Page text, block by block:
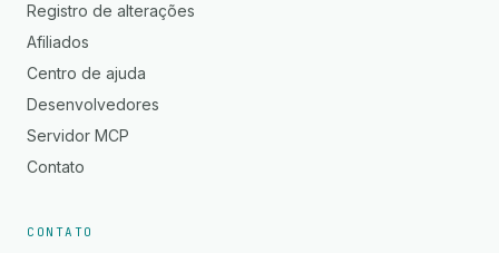
Registro de alterações
Afiliados
Centro de ajuda
Desenvolvedores
Servidor MCP
Contato
CONTATO